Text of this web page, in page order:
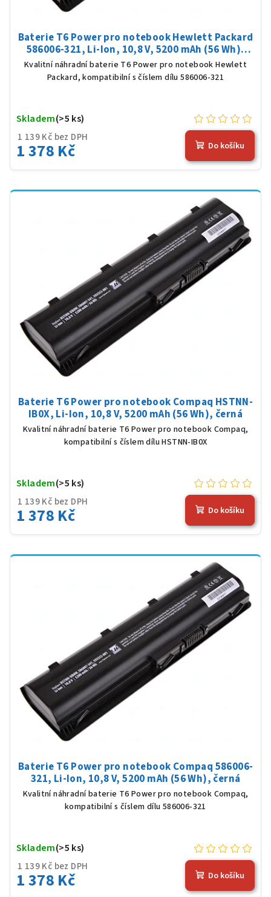
Baterie T6 Power pro notebook Hewlett Packard
586006-321, Li-Ion, 10,8 V, 5200 mAh (56 Wh),
černá
Kvalitní náhradní baterie T6 Power pro notebook Hewlett
Packard, kompatibilní s číslem dílu 586006-321
1 139 Kč bez DPH
1 378 Kč
Skladem(>5 ks)
Do košíku
Baterie T6 Power pro notebook Compaq HSTNN-
IB0X, Li-Ion, 10,8 V, 5200 mAh (56 Wh), černá
Kvalitní náhradní baterie T6 Power pro notebook Compaq,
kompatibilní s číslem dílu HSTNN-IB0X
1 139 Kč bez DPH
1 378 Kč
Skladem(>5 ks)
Do košíku
Baterie T6 Power pro notebook Compaq 586006-
321, Li-Ion, 10,8 V, 5200 mAh (56 Wh), černá
Kvalitní náhradní baterie T6 Power pro notebook Compaq,
kompatibilní s číslem dílu 586006-321
1 139 Kč bez DPH
1 378 Kč
Skladem(>5 ks)
Do košíku